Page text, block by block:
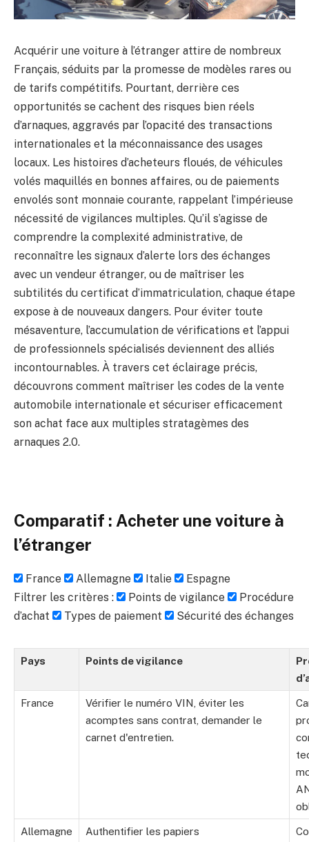
Acquérir une voiture à l’étranger attire de nombreux
Français, séduits par la promesse de modèles rares ou
de tarifs compétitifs. Pourtant, derrière ces
opportunités se cachent des risques bien réels
d’arnaques, aggravés par l’opacité des transactions
internationales et la méconnaissance des usages
locaux. Les histoires d’acheteurs floués, de véhicules
volés maquillés en bonnes affaires, ou de paiements
envolés sont monnaie courante, rappelant l’impérieuse
nécessité de vigilances multiples. Qu’il s’agisse de
comprendre la complexité administrative, de
reconnaître les signaux d’alerte lors des échanges
avec un vendeur étranger, ou de maîtriser les
subtilités du certificat d’immatriculation, chaque étape
expose à de nouveaux dangers. Pour éviter toute
mésaventure, l’accumulation de vérifications et l’appui
de professionnels spécialisés deviennent des alliés
incontournables. À travers cet éclairage précis,
découvrons comment maîtriser les codes de la vente
automobile internationale et sécuriser efficacement
son achat face aux multiples stratagèmes des
arnaques 2.0.
Comparatif : Acheter une voiture à
l’étranger
France Allemagne Italie
Espagne
Filtrer les critères :
Points de vigilance
Procédure
d’achat
Types de paiement Sécurité des échanges
Pays Points de vigilance
France
Vérifier le numéro VIN, éviter les
acomptes sans contrat, demander le
carnet d'entretien.
Allemagne
Authentifier les papiers